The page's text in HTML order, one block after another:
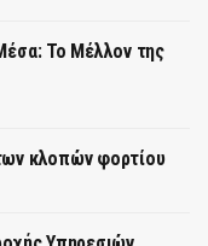
Το Μέλλον της
κλοπών φορτίου